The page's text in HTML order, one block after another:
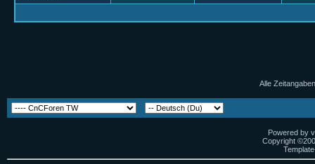
Alle
Powered by
Copyright